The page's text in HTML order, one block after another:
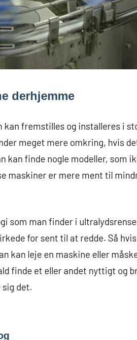
derhjemme
kan fremstilles og installeres i
meget mere omkring, hvis
kan finde nogle modeller, som
maskiner er mere ment til
som man finder i
for sent til at redde. Så
kan leje en maskine eller
finde et eller andet nyttigt og
det.